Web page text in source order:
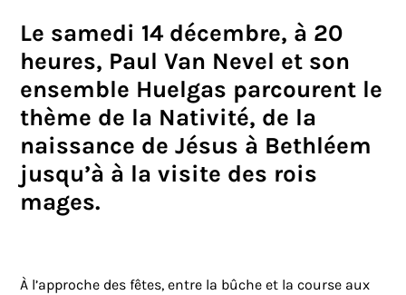
Le samedi 14 décembre, à 20
heures, Paul Van Nevel et son
ensemble Huelgas parcourent le
thème de la Nativité, de la
naissance de Jésus à Bethléem
jusqu’à à la visite des rois
mages.
À l’approche des fêtes, entre la bûche et la course aux